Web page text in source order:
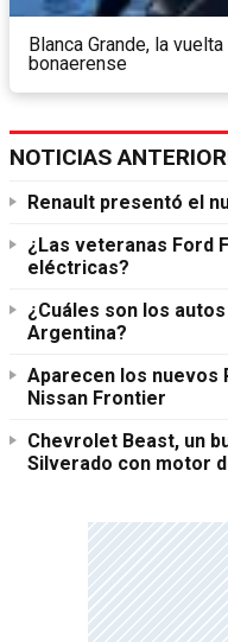
Blanca Grande, la
bonaerense
NOTICIAS
Renault presentó el
¿Las veteranas Ford
eléctricas?
¿Cuáles son los
Argentina?
Aparecen los nuevos
Nissan Frontier
Chevrolet Beast, un
Silverado con motor